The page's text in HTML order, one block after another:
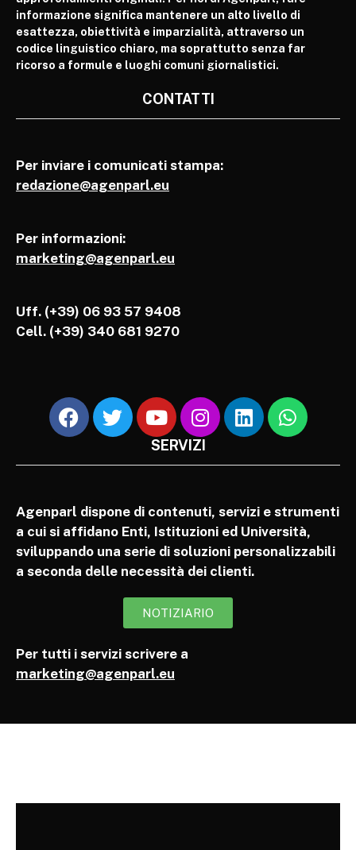
informazione significa mantenere un alto livello di
esattezza, obiettività e imparzialità, attraverso un
codice linguistico chiaro, ma soprattutto senza far
ricorso a formule e luoghi comuni giornalistici.
CONTATTI
Per inviare i comunicati stampa:
redazione@agenparl.eu
Per informazioni:
marketing@agenparl.eu
Uff. (+39) 06 93 57 9408
Cell. (+39) 340 681 9270
SERVIZI
Agenparl dispone di contenuti, servizi e strumenti
a cui si affidano Enti, Istituzioni ed Università,
sviluppando una serie di soluzioni personalizzabili
a seconda delle necessità dei clienti.
NOTIZIARIO
Per tutti i servizi scrivere a
marketing@agenparl.eu